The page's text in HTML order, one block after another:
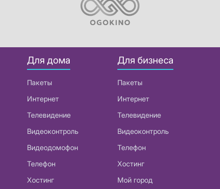
Для дома
Пакеты
Интернет
Телевидение
Видеоконтроль
Видеодомофон
Телефон
Хостинг
Для бизнеса
Пакеты
Интернет
Телевидение
Видеоконтроль
Телефон
Хостинг
Мой город